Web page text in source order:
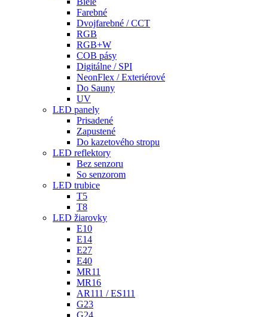
Farebné
Dvojfarebné / CCT
RGB
RGB+W
COB pásy
Digitálne / SPI
NeonFlex / Exteriérové
Do Sauny
UV
LED panely
Prisadené
Zapustené
Do kazetového stropu
LED reflektory
Bez senzoru
So senzorom
LED trubice
T5
T8
LED žiarovky
E10
E14
E27
E40
MR11
MR16
AR111 / ES111
G23
G24